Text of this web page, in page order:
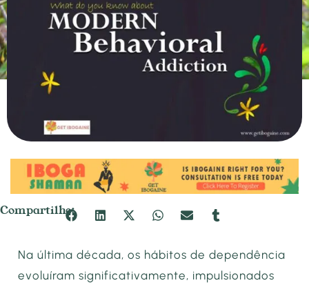
Compartilhe:
Na última década, os hábitos de dependência
evoluíram significativamente, impulsionados